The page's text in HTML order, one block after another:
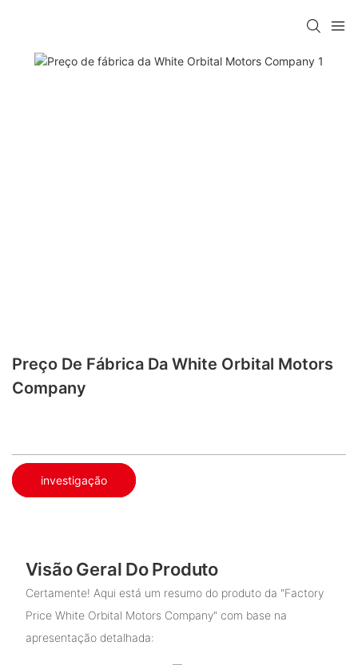
Preço De Fábrica Da White Orbital Motors
Company
investigação
Visão Geral Do Produto
Certamente! Aqui está um resumo do produto da "Factory
Price White Orbital Motors Company" com base na
apresentação detalhada: